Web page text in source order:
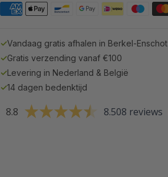
✓Vandaag gratis afhalen in Berkel-Enschot
✓Gratis verzending vanaf €100
✓Levering in Nederland & België
✓14 dagen bedenktijd
8.8 8.508 reviews